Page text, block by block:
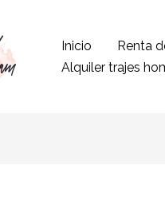
Inicio Renta
Alquiler trajes